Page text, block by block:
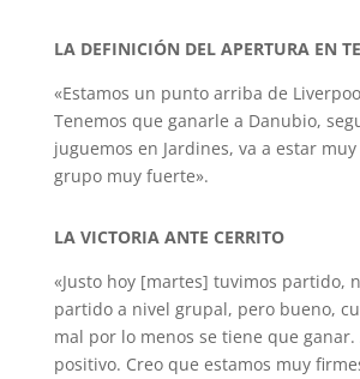
LA DEFINICIÓN DEL APERTURA EN
«Estamos un punto arriba de
Tenemos que ganarle a Danubio,
juguemos en Jardines, va a estar
grupo muy fuerte».
LA VICTORIA ANTE CERRITO
«Justo hoy [martes] tuvimos partido,
partido a nivel grupal, pero bueno,
mal por lo menos se tiene que ganar.
positivo. Creo que estamos muy